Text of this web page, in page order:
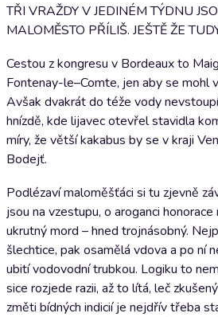
TŘI VRAŽDY V JEDINÉM TÝDNU
MALOMĚSTO PŘÍLIŠ. JEŠTĚ ŽE
Cestou z kongresu v Bordeaux to
Fontenay-le–Comte, jen aby se mohl
Avšak dvakrát do téže vody
hnízdě, kde lijavec otevřel stavidla
míry, že větší kakabus by se v kraji
Bodejť.
Podlézaví maloměšťáci si tu zjevně
jsou na vzestupu, o aroganci
ukrutný mord – hned trojnásobný.
šlechtice, pak osamělá vdova a po ní
ubití vodovodní trubkou. Logiku to
sice rozjede razii, až to lítá, leč
změti bídných indicií je nejdřív třeba